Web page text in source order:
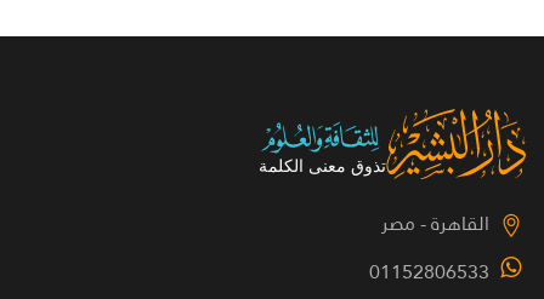
القاهرة - مصر
01152806533